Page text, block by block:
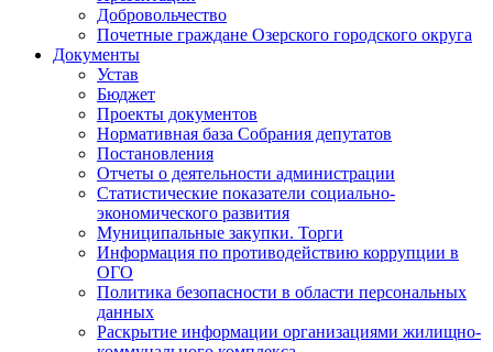
Добровольчество
Почетные граждане Озерского городского округа
Документы
Устав
Бюджет
Проекты документов
Нормативная база Собрания депутатов
Постановления
Отчеты о деятельности администрации
Статистические показатели социально-
экономического развития
Муниципальные закупки. Торги
Информация по противодействию коррупции в
ОГО
Политика безопасности в области персональных
данных
Раскрытие информации организациями жилищно-